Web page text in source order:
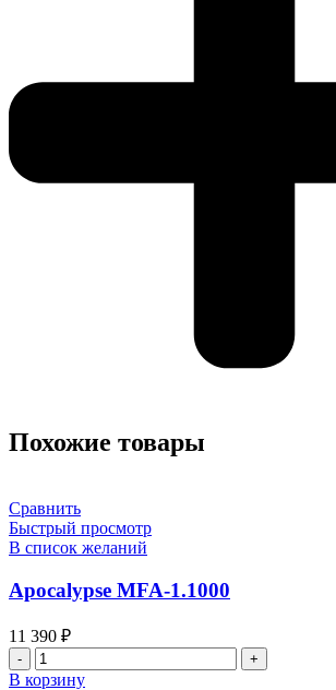
Похожие товары
Сравнить
Быстрый просмотр
В список желаний
Apocalypse MFA-1.1000
11 390 ₽
В корзину